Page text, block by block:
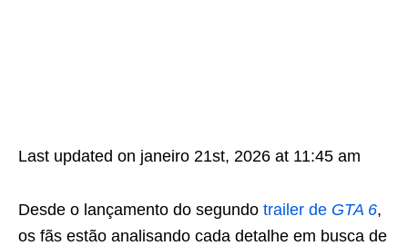
Last updated on janeiro 21st, 2026 at 11:45 am
Desde o lançamento do segundo trailer de GTA 6,
os fãs estão analisando cada detalhe em busca de